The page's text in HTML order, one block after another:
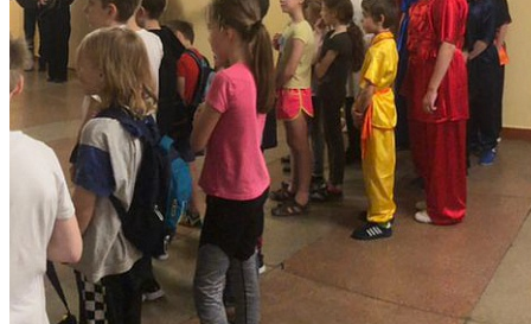
В ходе проведения операции многие военнослужащие
российских Вооружённых Сил отмечены боевыми наградами.
Звания Героя Российской Федерации удостоены полковник А.
В. Катериничев, гвардии капитан В. Н. Носов, старший
лейтенант В. С. Паламарчук.
Отважные морские пехотинцы, бесстрашные лётчики,
танкисты, мотострелки награждены орденом Мужества за
смелые и решительные действия, совершённые при
исполнении воинского и служебного долга в условиях,
сопряжённых с риском для жизни.
Героизм и подвиг, готовность к ним - показатель крепости
страны, её военной организации. Приходят новые поколения,
совершенствуется вооружение, но неизменными остаются